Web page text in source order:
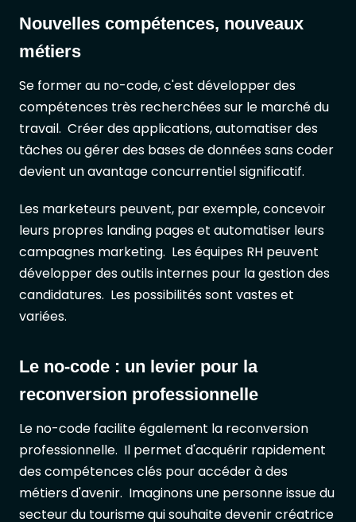
Nouvelles compétences, nouveaux
métiers
Se former au no-code, c'est développer des
compétences très recherchées sur le marché du
travail. Créer des applications, automatiser des
tâches ou gérer des bases de données sans coder
devient un avantage concurrentiel significatif.
Les marketeurs peuvent, par exemple, concevoir
leurs propres landing pages et automatiser leurs
campagnes marketing. Les équipes RH peuvent
développer des outils internes pour la gestion des
candidatures. Les possibilités sont vastes et
variées.
Le no-code : un levier pour la
reconversion professionnelle
Le no-code facilite également la reconversion
professionnelle. Il permet d'acquérir rapidement
des compétences clés pour accéder à des
métiers d'avenir. Imaginons une personne issue du
secteur du tourisme qui souhaite devenir créatrice